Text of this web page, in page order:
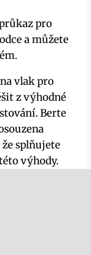
pro
a můžete
vlak pro
z výhodné
Berte
splňujete
výhody.